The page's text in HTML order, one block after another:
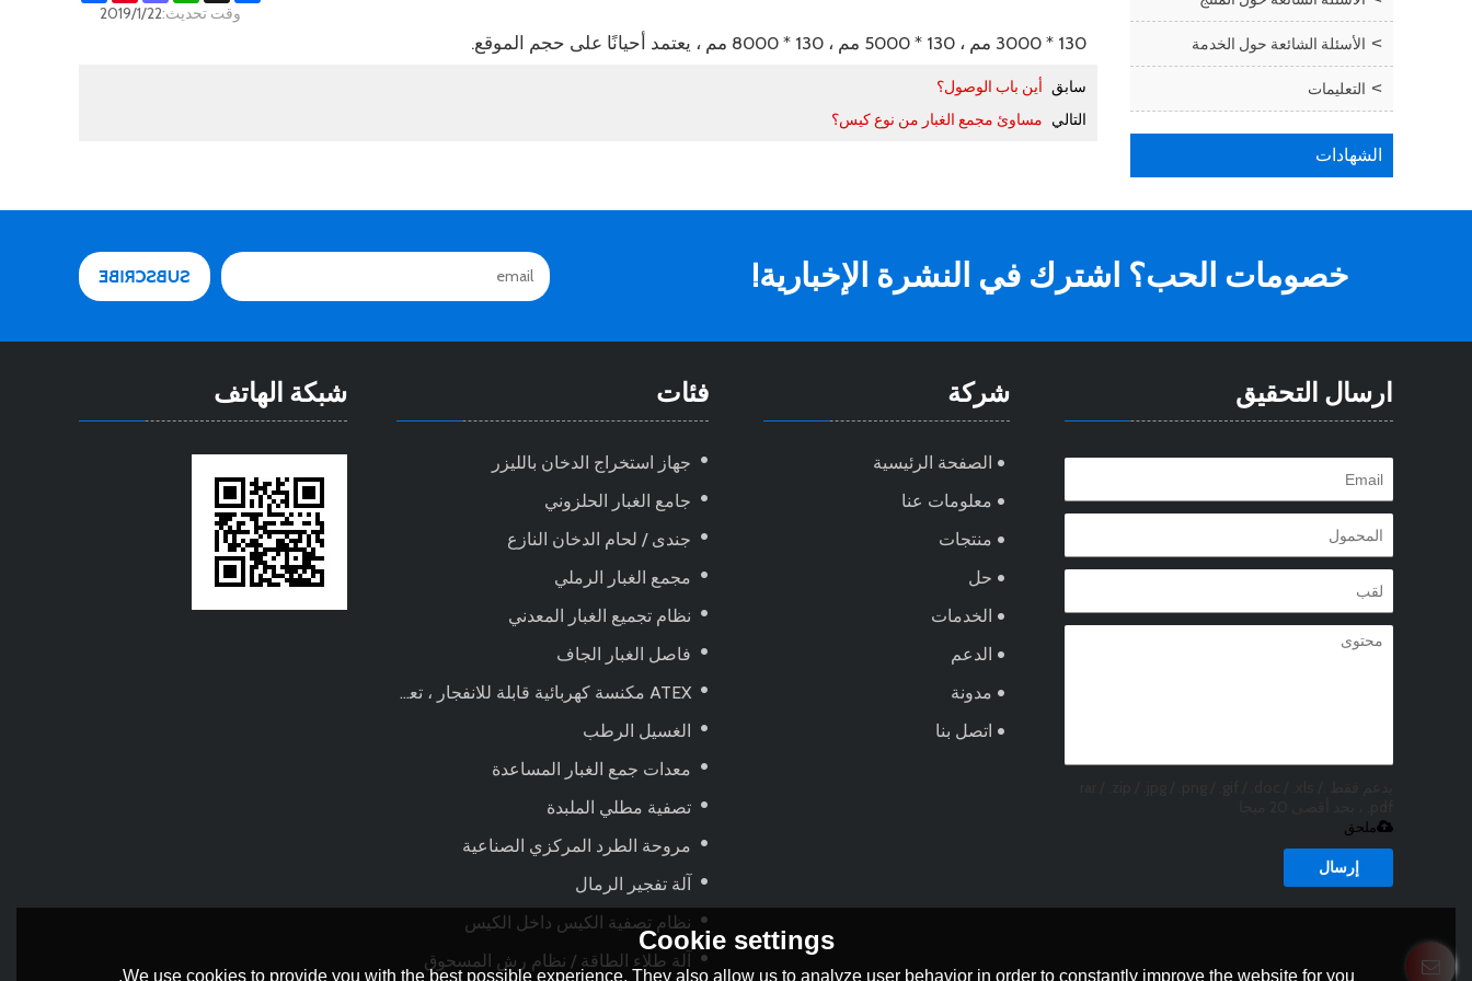
الأسئلة الشائعة حول الخدمة
التعليمات
الشهادات
وقت تحديث:2019/1/22
130 * 3000 مم ، 130 * 5000 مم ، 130 * 8000 مم ، يعتمد أحيانًا على حجم الموقع.
سابق أين باب الوصول؟
التالي مساوئ مجمع الغبار من نوع كيس؟
خصومات الحب؟ اشترك في النشرة الإخبارية!
ارسال التحقيق
ملحق
إرسال
شركة
الصفحة الرئيسية
معلومات عنا
منتجات
حل
الخدمات
الدعم
مدونة
اتصل بنا
فئات
جهاز استخراج الدخان بالليزر
جامع الغبار الحلزوني
جندى / لحام الدخان النازع
مجمع الغبار الرملي
نظام تجميع الغبار المعدني
فاصل الغبار الجاف
ATEX مكنسة كهربائية قابلة للانفجار ، تعمل بالهواء المضغوط
الغسيل الرطب
معدات جمع الغبار المساعدة
تصفية مطلي الملبدة
مروحة الطرد المركزي الصناعية
آلة تفجير الرمال
نظام تصفية الكيس داخل الكيس
آلة طلاء الطاقة / نظام رش المسحوق
شبكة الهاتف
Cookie settings
We use cookies to provide you with the best possible experience. They also allow us to analyze user behavior in order to constantly improve the website for you.